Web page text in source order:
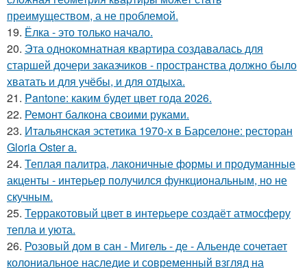
преимуществом, а не проблемой.
19. Ёлка - это только начало.
20. Эта однокомнатная квартира создавалась для
старшей дочери заказчиков - пространства должно было
хватать и для учёбы, и для отдыха.
21. Pantone: каким будет цвет года 2026.
22. Ремонт балкона своими руками.
23. Итальянская эстетика 1970-х в Барселоне: ресторан
Gloria Oster a.
24. Теплая палитра, лаконичные формы и продуманные
акценты - интерьер получился функциональным, но не
скучным.
25. Терракотовый цвет в интерьере создаёт атмосферу
тепла и уюта.
26. Розовый дом в сан - Мигель - де - Альенде сочетает
колониальное наследие и современный взгляд на